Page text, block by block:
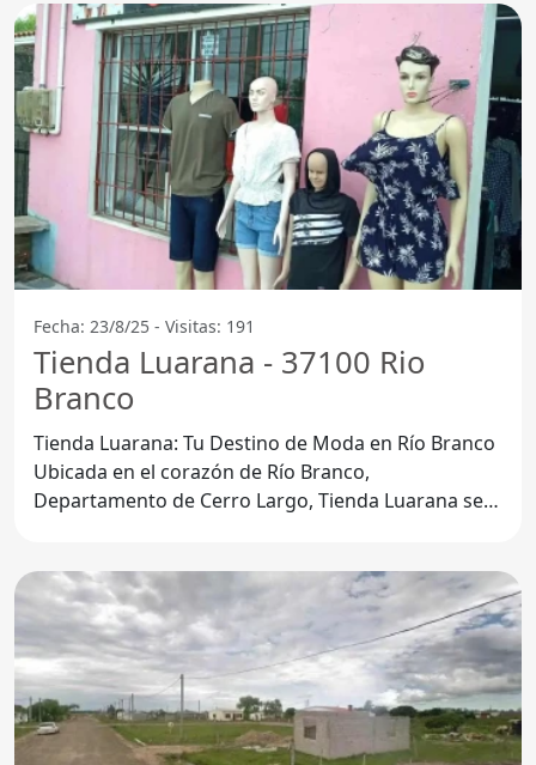
Fecha: 23/8/25 - Visitas: 191
Tienda Luarana - 37100 Rio
Branco
Tienda Luarana: Tu Destino de Moda en Río Branco
Ubicada en el corazón de Río Branco,
Departamento de Cerro Largo, Tienda Luarana se